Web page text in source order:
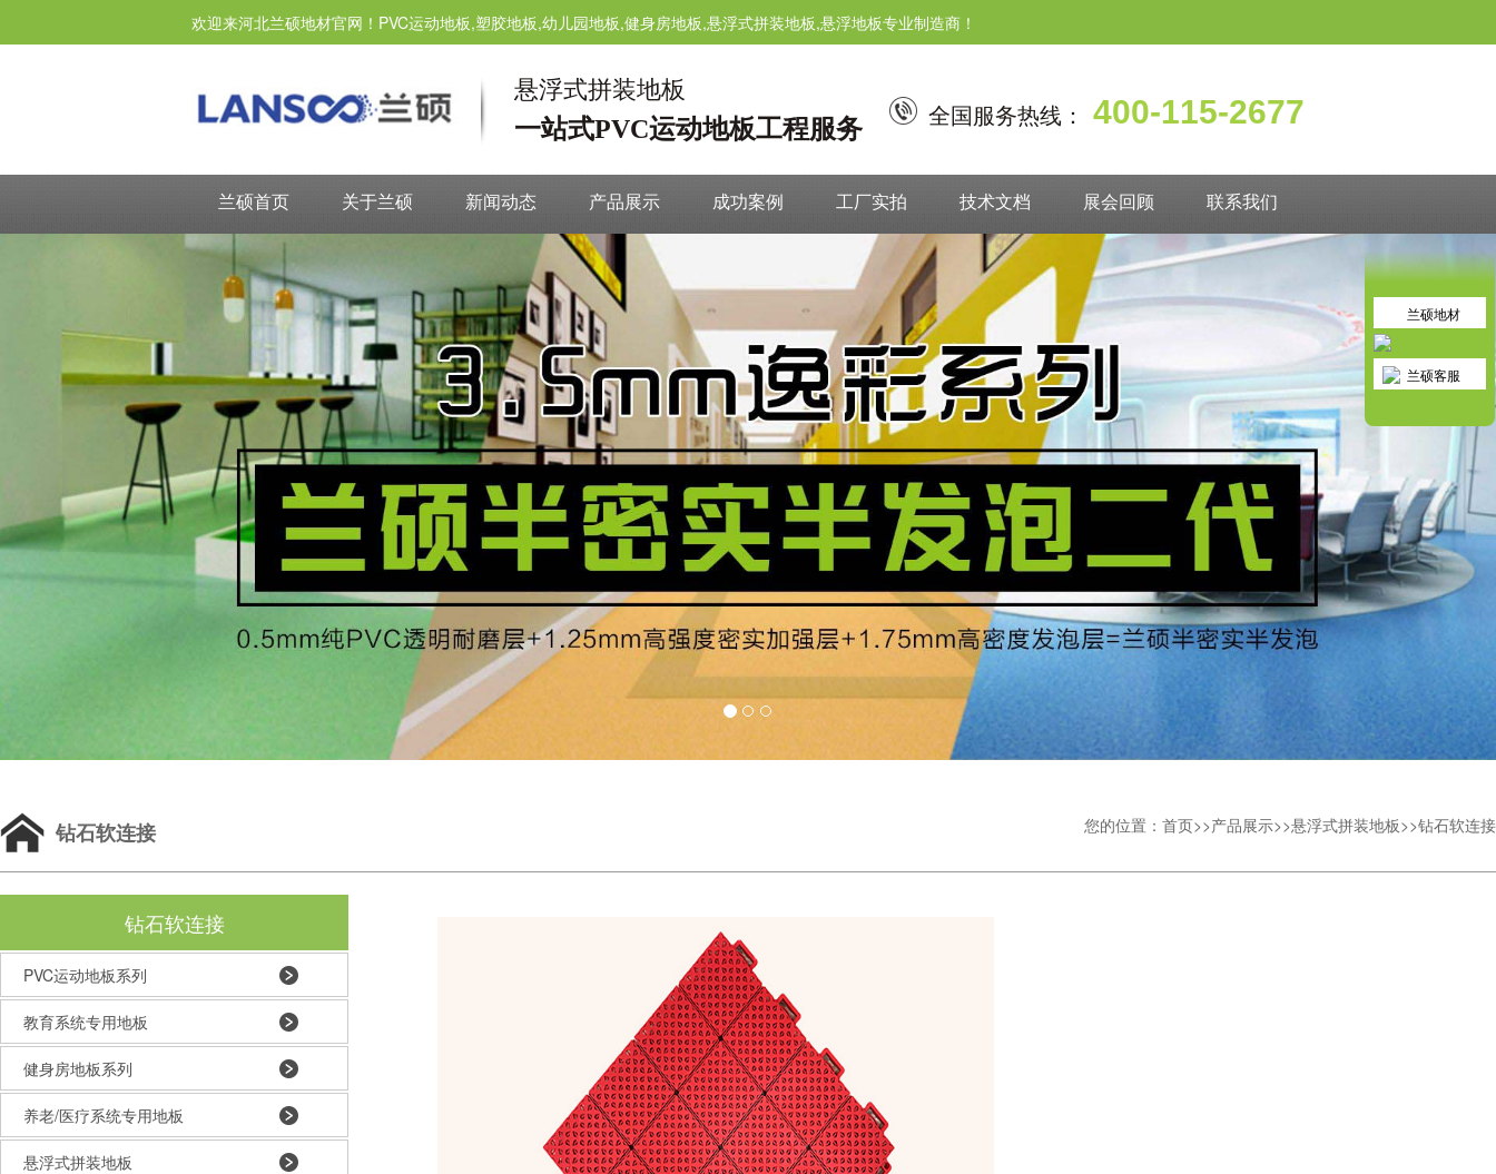
欢迎来河北兰硕地材官网！PVC运动地板,塑胶地板,幼儿园地板,健身房地板,悬浮式拼装地板,悬浮地板专业制造商！
悬浮式拼装地板
一站式PVC运动地板工程服务 全国服务热线： 400-115-2677
兰硕首页 关于兰硕 新闻动态 产品展示 成功案例 工厂实拍 技术文档 展会回顾 联系我们
钻石软连接 您的位置： 首页>>产品展示>>悬浮式拼装地板>>钻石软连接
钻石软连接
PVC运动地板系列
教育系统专用地板
健身房地板系列
养老/医疗系统专用地板
悬浮式拼装地板
兰硕地材
兰硕客服